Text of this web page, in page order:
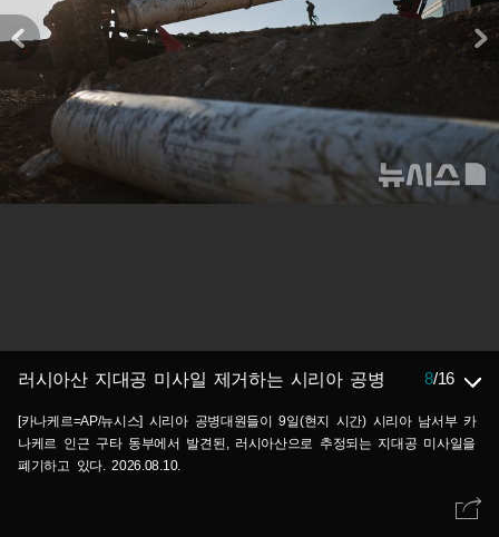
러시아산 지대공 미사일 제거하는 시리아 공병 8/16
[카나케르=AP/뉴시스] 시리아 공병대원들이 9일(현지 시간) 시리아 남서부 카
나케르 인근 구타 동부에서 발견된, 러시아산으로 추정되는 지대공 미사일을
폐기하고 있다. 2026.08.10.